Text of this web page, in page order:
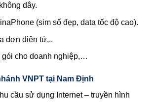
dây.
(sim số đẹp, data tốc độ cao).
đơn điện tử,..
gói cho doanh nghiệp,…
VNPT tại Nam Định
cầu sử dụng Internet – truyền hình